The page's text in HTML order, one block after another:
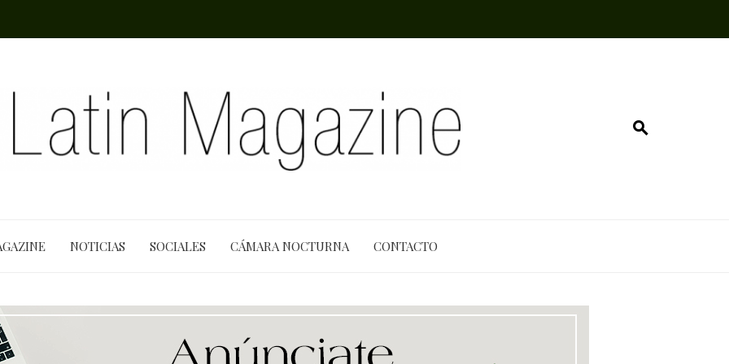
NOTICIAS SOCIALES CÁMARA NOCTURNA CONTACTO